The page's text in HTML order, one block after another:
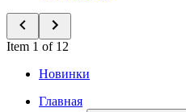
Item 1 of 12
Новинки
Главная